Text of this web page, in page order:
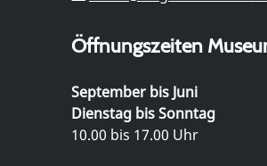
Öffnungszeiten
September bis Juni
Dienstag bis Sonntag
10.00 bis 17.00 Uhr